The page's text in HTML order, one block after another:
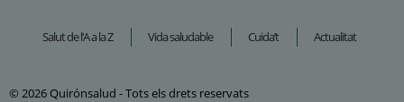
Salut de l’A a la Z Vida saludable Cuida’t Actualitat
© 2026 Quirónsalud - Tots els drets reservats